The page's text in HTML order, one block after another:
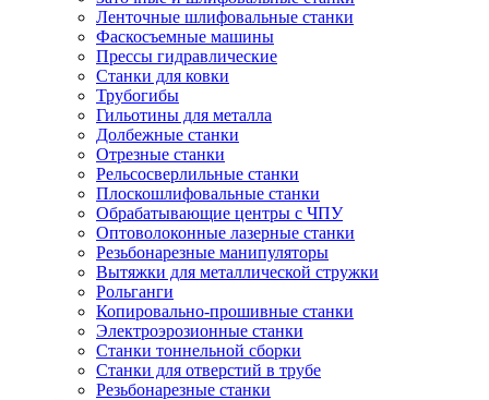
Ленточные шлифовальные станки
Фаскосъемные машины
Прессы гидравлические
Станки для ковки
Трубогибы
Гильотины для металла
Долбежные станки
Отрезные станки
Рельсосверлильные станки
Плоскошлифовальные станки
Обрабатывающие центры с ЧПУ
Оптоволоконные лазерные станки
Резьбонарезные манипуляторы
Вытяжки для металлической стружки
Рольганги
Копировально-прошивные станки
Электроэрозионные станки
Станки тоннельной сборки
Станки для отверстий в трубе
Резьбонарезные станки